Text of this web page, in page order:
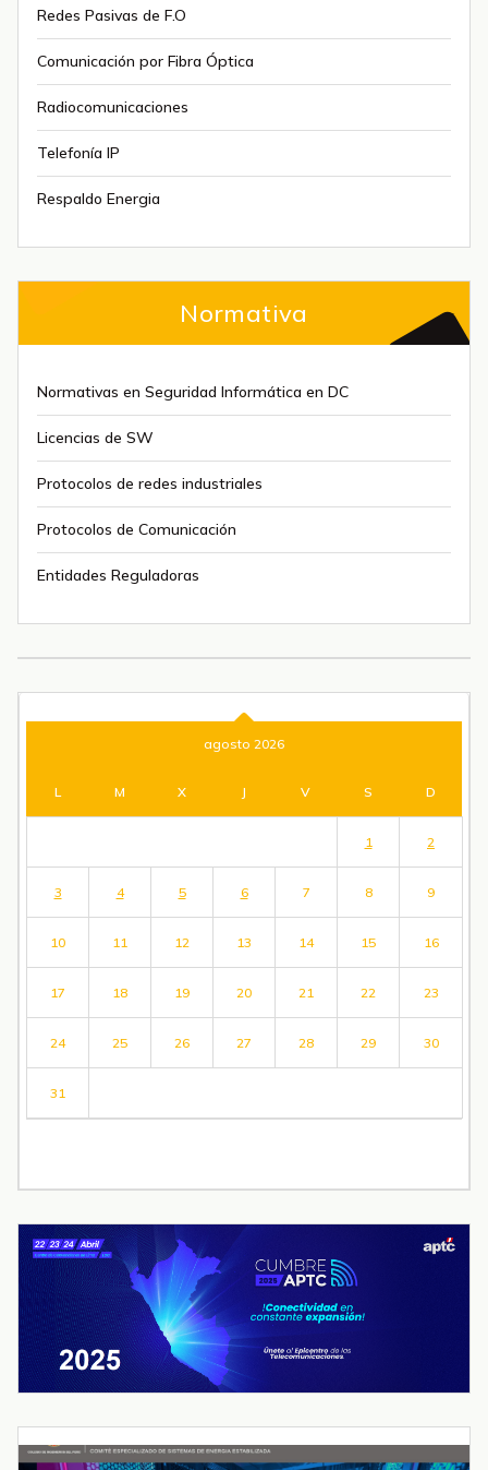
Redes Pasivas de F.O
Comunicación por Fibra Óptica
Radiocomunicaciones
Telefonía IP
Respaldo Energia
Normativa
Normativas en Seguridad Informática en DC
Licencias de SW
Protocolos de redes industriales
Protocolos de Comunicación
Entidades Reguladoras
agosto 2026
L M X J V S D
1 2
3 4 5 6 7 8 9
10 11 12 13 14 15 16
17 18 19 20 21 22 23
24 25 26 27 28 29 30
31